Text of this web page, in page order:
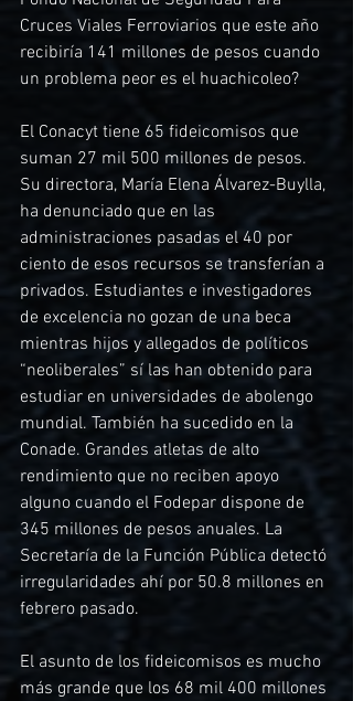
Cruces Viales Ferroviarios que este año
recibiría 141 millones de pesos cuando
un problema peor es el huachicoleo?
El Conacyt tiene 65 fideicomisos que
suman 27 mil 500 millones de pesos.
Su directora, María Elena Álvarez-Buylla,
ha denunciado que en las
administraciones pasadas el 40 por
ciento de esos recursos se transferían a
privados. Estudiantes e investigadores
de excelencia no gozan de una beca
mientras hijos y allegados de políticos
“neoliberales” sí las han obtenido para
estudiar en universidades de abolengo
mundial. También ha sucedido en la
Conade. Grandes atletas de alto
rendimiento que no reciben apoyo
alguno cuando el Fodepar dispone de
345 millones de pesos anuales. La
Secretaría de la Función Pública detectó
irregularidades ahí por 50.8 millones en
febrero pasado.
El asunto de los fideicomisos es mucho
más grande que los 68 mil 400 millones